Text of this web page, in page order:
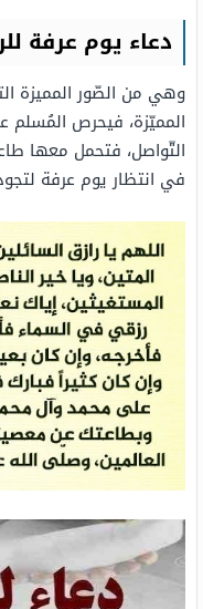
دعاء يوم عرفة
وهي من الصّور المميزة
المميّزة، فيحرص المُسلم
التّواصل، فتحمل معها
في انتظار يوم عرفة